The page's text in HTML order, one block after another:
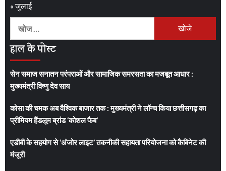
« जुलाई
निम्न
खोजें:
हाल के पोस्ट
सेन समाज सनातन परंपराओं और सामाजिक समरसता का मजबूत आधार :
मुख्यमंत्री विष्णु देव साय
कोसा की चमक अब वैश्विक बाजार तक : मुख्यमंत्री ने लॉन्च किया छत्तीसगढ़ का
प्रीमियम हैंडलूम ब्रांड ‘कोशल फैब’
एडीबी के सहयोग से ‘अंजोर लाइट’ तकनीकी सहायता परियोजना को कैबिनेट की
मंजूरी